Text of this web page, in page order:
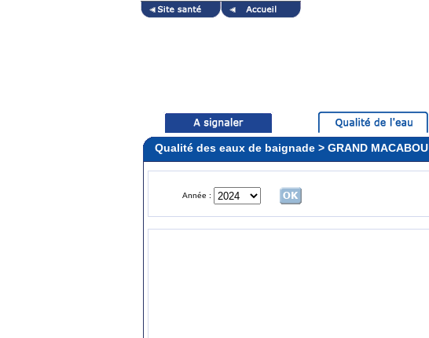
Qualité des eaux de baignade > GRAND MACABOU
Année :